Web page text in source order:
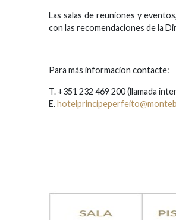
Las salas de reuniones y
con las recomendaciones de la
Para más informacion contacte:
T. +351 232 469 200 (llamada
E.